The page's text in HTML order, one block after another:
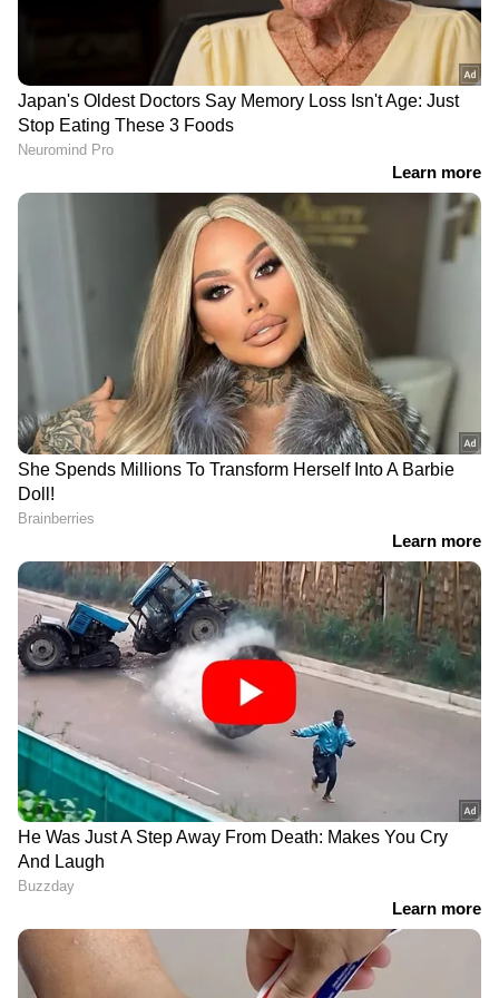
ഒന്നാം സമ്മാനം (75 Lakhs)
SK 260708.
സമാശ്വാസ സമ്മാനം (8000)
DOWNLOAD APP
RECOMMENDED STORIES
ധനലക്ഷ്മി DL-64
ലോട്ടറിയുടെ ഒരുകോടി
ആർക്ക് ? അറിയാം
നറുക്കെടുപ്പ് ഫലം
ഭാ​ഗ്യശാലികൾ ആരൊക്കെ
? അറിയാം സ്ത്രീ ശക്തി